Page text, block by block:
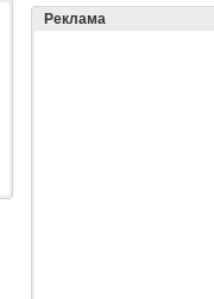
Реклама